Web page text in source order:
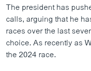
The president has
calls, arguing that he
races over the last
choice. As recently as
the 2024 race.